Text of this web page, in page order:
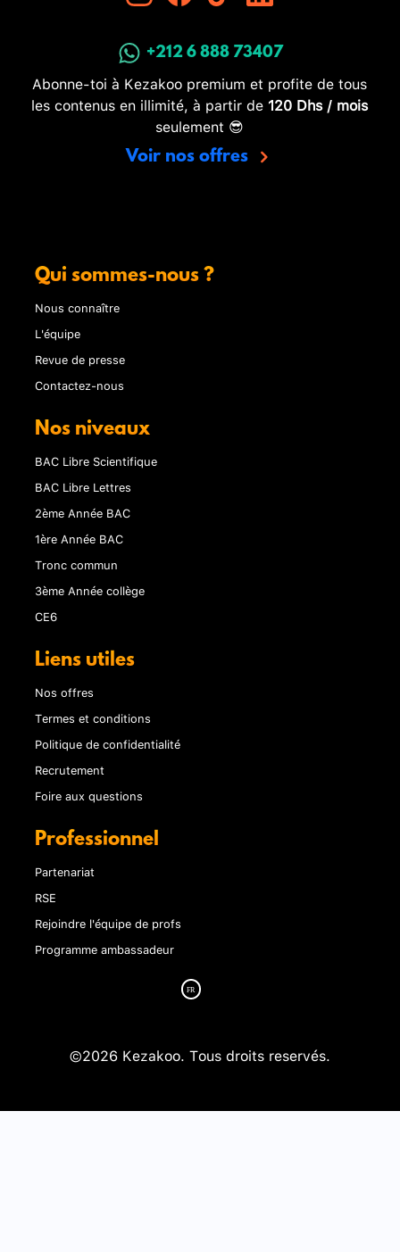
+212 6 888 73407
Abonne-toi à Kezakoo premium et profite de tous
les contenus en illimité, à partir de 120 Dhs / mois
seulement 😎
Voir nos offres
Qui sommes-nous ?
Nous connaître
L'équipe
Revue de presse
Contactez-nous
Nos niveaux
BAC Libre Scientifique
BAC Libre Lettres
2ème Année BAC
1ère Année BAC
Tronc commun
3ème Année collège
CE6
Liens utiles
Nos offres
Termes et conditions
Politique de confidentialité
Recrutement
Foire aux questions
Professionnel
Partenariat
RSE
Rejoindre l'équipe de profs
Programme ambassadeur
©2026 Kezakoo. Tous droits reservés.